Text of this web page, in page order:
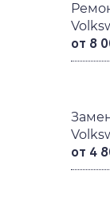
от 8
от 4